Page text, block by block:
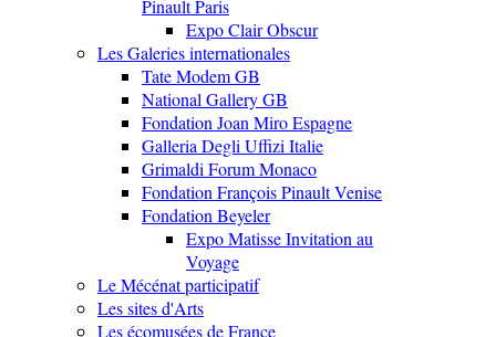
Pinault Paris
Expo Clair Obscur
Les Galeries internationales
Tate Modem GB
National Gallery GB
Fondation Joan Miro Espagne
Galleria Degli Uffizi Italie
Grimaldi Forum Monaco
Fondation François Pinault Venise
Fondation Beyeler
Expo Matisse Invitation au
Voyage
Le Mécénat participatif
Les sites d'Arts
Les écomusées de France